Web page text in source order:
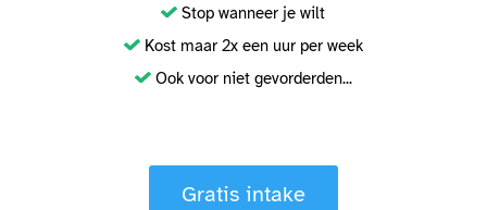
Stop wanneer je wilt
Kost maar 2x een uur per week
Ook voor niet gevorderden...
Gratis intake